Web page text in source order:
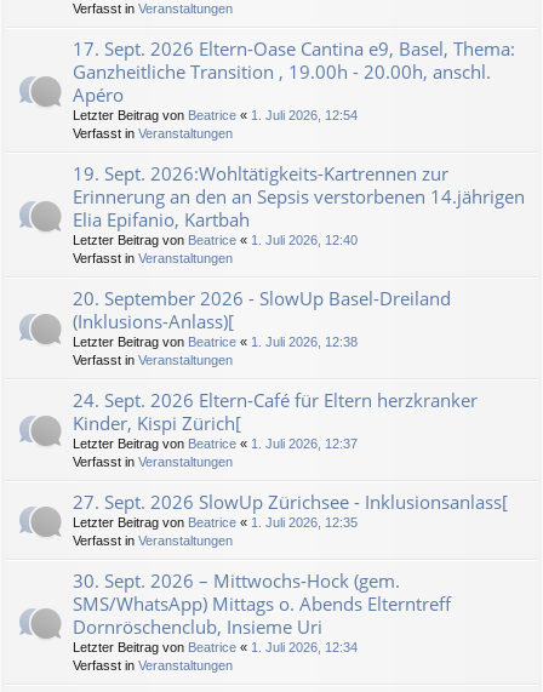
Verfasst in Veranstaltungen
17. Sept. 2026 Eltern-Oase Cantina e9, Basel, Thema:
Ganzheitliche Transition , 19.00h - 20.00h, anschl.
Apéro
Letzter Beitrag von Beatrice « 1. Juli 2026, 12:54
Verfasst in Veranstaltungen
19. Sept. 2026:Wohltätigkeits-Kartrennen zur
Erinnerung an den an Sepsis verstorbenen 14.jährigen
Elia Epifanio, Kartbah
Letzter Beitrag von Beatrice « 1. Juli 2026, 12:40
Verfasst in Veranstaltungen
20. September 2026 - SlowUp Basel-Dreiland
(Inklusions-Anlass)[
Letzter Beitrag von Beatrice « 1. Juli 2026, 12:38
Verfasst in Veranstaltungen
24. Sept. 2026 Eltern-Café für Eltern herzkranker
Kinder, Kispi Zürich[
Letzter Beitrag von Beatrice « 1. Juli 2026, 12:37
Verfasst in Veranstaltungen
27. Sept. 2026 SlowUp Zürichsee - Inklusionsanlass[
Letzter Beitrag von Beatrice « 1. Juli 2026, 12:35
Verfasst in Veranstaltungen
30. Sept. 2026 – Mittwochs-Hock (gem.
SMS/WhatsApp) Mittags o. Abends Elterntreff
Dornröschenclub, Insieme Uri
Letzter Beitrag von Beatrice « 1. Juli 2026, 12:34
Verfasst in Veranstaltungen